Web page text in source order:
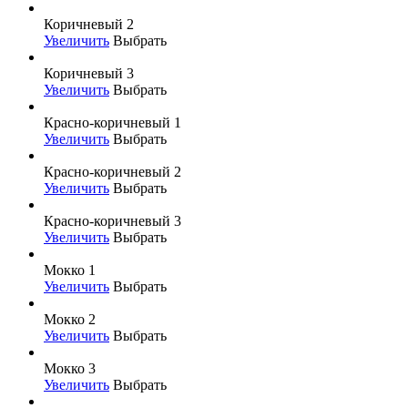
Коричневый 2
Увеличить Выбрать
Коричневый 3
Увеличить Выбрать
Красно-коричневый 1
Увеличить Выбрать
Красно-коричневый 2
Увеличить Выбрать
Красно-коричневый 3
Увеличить Выбрать
Мокко 1
Увеличить Выбрать
Мокко 2
Увеличить Выбрать
Мокко 3
Увеличить Выбрать